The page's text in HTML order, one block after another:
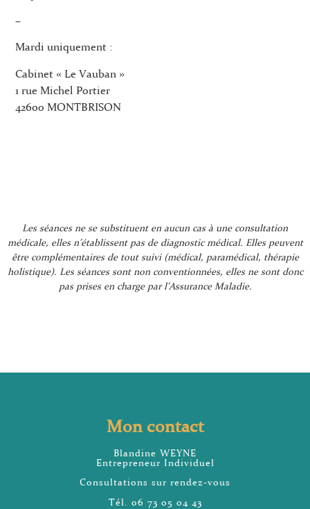
–
Mardi uniquement :
Cabinet « Le Vauban »
1 rue Michel Portier
42600 MONTBRISON
Les séances ne se substituent en aucun cas à une consultation
médicale, elles n’établissent pas de diagnostic médical. Elles peuvent
être complémentaires de tout suivi (médical, paramédical, thérapie
holistique). Les séances sont non conventionnées, elles ne sont donc
pas prises en charge par l’Assurance Maladie.
Mon contact
Blandine WEYNE
Entrepreneur Individuel
Consultations sur rendez-vous
Tél. 06 73 05 04 43